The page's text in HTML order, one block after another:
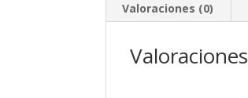
Valoraciones (0)
Valoraciones